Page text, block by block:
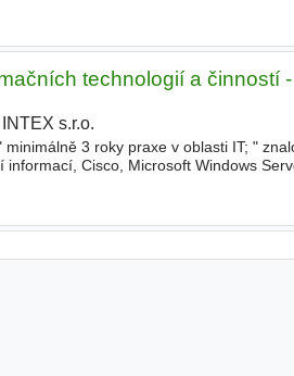
technologií a činností
s.r.o.
3 roky praxe v oblasti IT; "
Cisco, Microsoft Windows